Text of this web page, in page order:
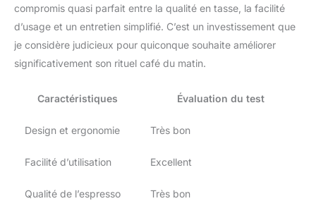
compromis quasi parfait entre la qualité en tasse, la facilité
d’usage et un entretien simplifié. C’est un investissement que
je considère judicieux pour quiconque souhaite améliorer
significativement son rituel café du matin.
Caractéristiques Évaluation du test
Design et ergonomie Très bon
Facilité d’utilisation Excellent
Qualité de l’espresso Très bon